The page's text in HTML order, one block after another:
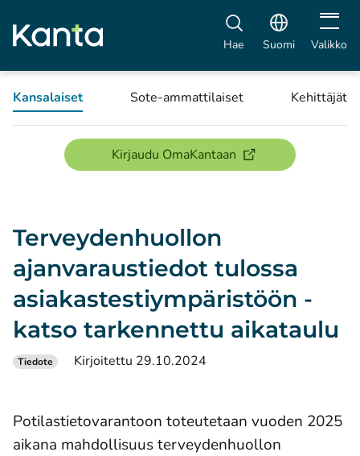
Hae Suomi Avaa
Valikko
Kansalaiset Sote-ammattilaiset Kehittäjät
Kirjaudu OmaKantaan(avautuu uuteen
Terveydenhuollon
ajanvaraustiedot tulossa
asiakastestiympäristöön -
katso tarkennettu aikataulu
Tiedote Kirjoitettu 29.10.2024
Potilastietovarantoon toteutetaan vuoden 2025
aikana mahdollisuus terveydenhuollon